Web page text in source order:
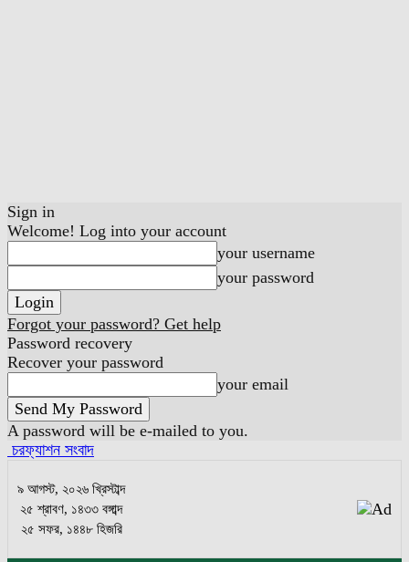
Sign in
Welcome! Log into your account
your username
your password
Forgot your password? Get help
Password recovery
Recover your password
your email
A password will be e-mailed to you.
চরফ্যাশন সংবাদ
৯ আগস্ট, ২০২৬ খ্রিস্টাব্দ
২৫ শ্রাবণ, ১৪৩৩ বঙ্গাব্দ
২৫ সফর, ১৪৪৮ হিজরি